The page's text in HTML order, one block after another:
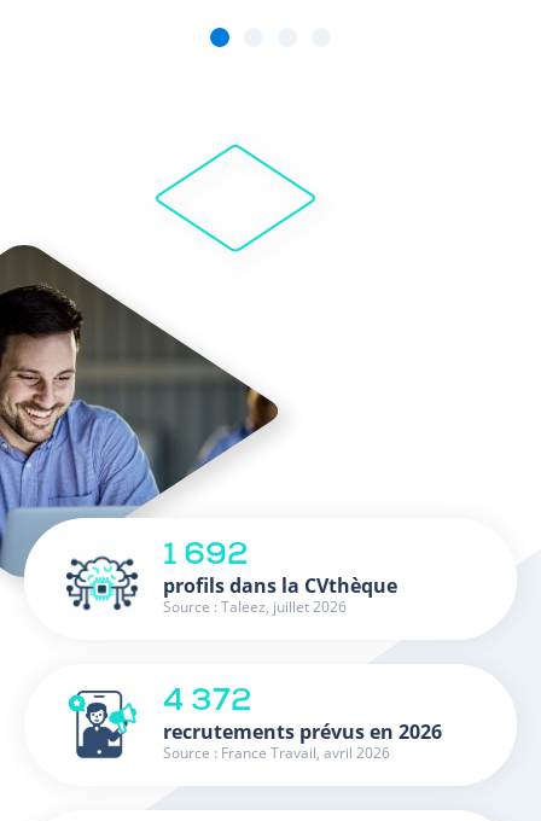
1 692
profils dans la CVthèque
Source : Taleez, juillet 2026
4 372
recrutements prévus en 2026
Source : France Travail, avril 2026